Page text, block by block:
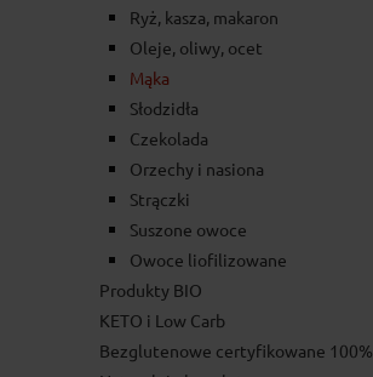
Ryż, kasza, makaron
Oleje, oliwy, ocet
Mąka
Słodzidła
Czekolada
Orzechy i nasiona
Strączki
Suszone owoce
Owoce liofilizowane
Produkty BIO
KETO i Low Carb
Bezglutenowe certyfikowane 100%